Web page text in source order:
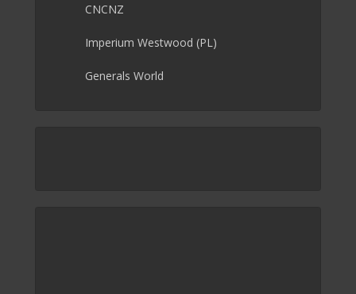
CNCNZ
Imperium Westwood (PL)
Generals World